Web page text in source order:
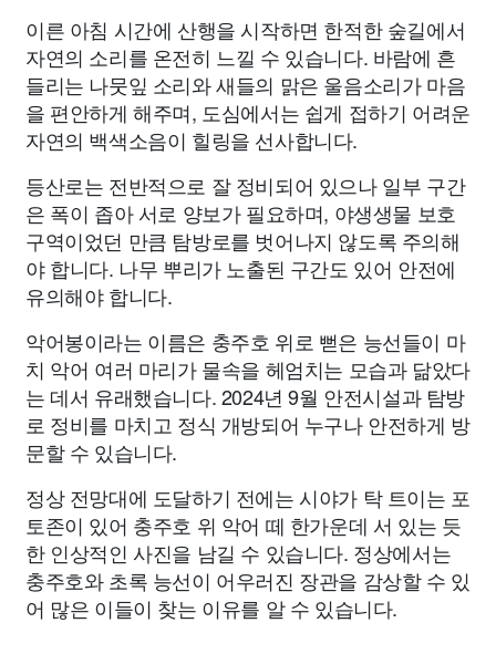
이른 아침 시간에 산행을 시작하면 한적한 숲길에서
자연의 소리를 온전히 느낄 수 있습니다. 바람에 흔
들리는 나뭇잎 소리와 새들의 맑은 울음소리가 마음
을 편안하게 해주며, 도심에서는 쉽게 접하기 어려운
자연의 백색소음이 힐링을 선사합니다.
등산로는 전반적으로 잘 정비되어 있으나 일부 구간
은 폭이 좁아 서로 양보가 필요하며, 야생생물 보호
구역이었던 만큼 탐방로를 벗어나지 않도록 주의해
야 합니다. 나무 뿌리가 노출된 구간도 있어 안전에
유의해야 합니다.
악어봉이라는 이름은 충주호 위로 뻗은 능선들이 마
치 악어 여러 마리가 물속을 헤엄치는 모습과 닮았다
는 데서 유래했습니다. 2024년 9월 안전시설과 탐방
로 정비를 마치고 정식 개방되어 누구나 안전하게 방
문할 수 있습니다.
정상 전망대에 도달하기 전에는 시야가 탁 트이는 포
토존이 있어 충주호 위 악어 떼 한가운데 서 있는 듯
한 인상적인 사진을 남길 수 있습니다. 정상에서는
충주호와 초록 능선이 어우러진 장관을 감상할 수 있
어 많은 이들이 찾는 이유를 알 수 있습니다.